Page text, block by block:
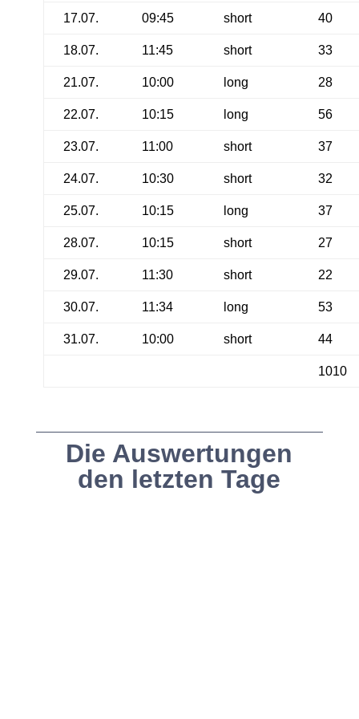
17.07. 09:45 short 40
18.07. 11:45 short 33
21.07. 10:00 long 28
22.07. 10:15 long 56
23.07. 11:00 short 37
24.07. 10:30 short 32
25.07. 10:15 long 37
28.07. 10:15 short 27
29.07. 11:30 short 22
30.07. 11:34 long 53
31.07. 10:00 short 44
1010
Die Auswertungen
den letzten Tage